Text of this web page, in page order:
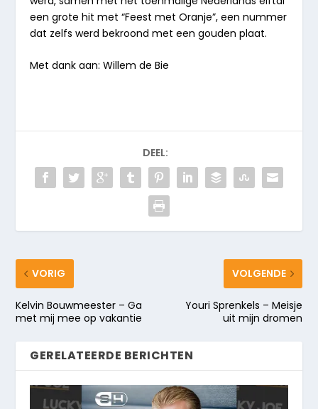
een grote hit met“Feest met Oranje”, een nummer
dat zelfs werd bekroond met een gouden plaat.
Met dank aan: Willem de Bie
DEEL:
VORIG
Kelvin Bouwmeester – Ga
met mij mee op vakantie
VOLGENDE
Youri Sprenkels – Meisje
uit mijn dromen
GERELATEERDE BERICHTEN